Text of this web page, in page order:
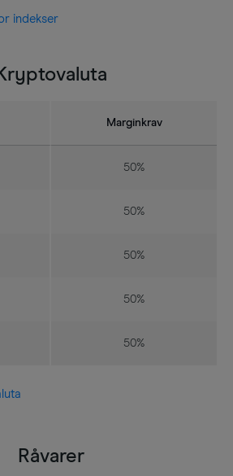
indekser
Marginkrav
50%
50%
50%
50%
50%
Råvarer